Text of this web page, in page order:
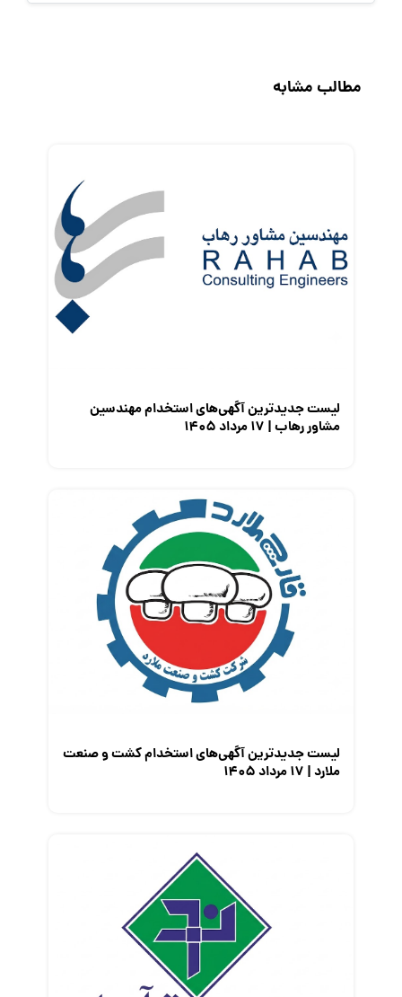
رزومه
گزارش‌های آماری
مصاحبه شغلی
معرفی شرکت ها
مطالب مشابه
لیست جدیدترین آگهی‌های استخدام مهندسین
مشاور رهاب | ۱۷ مرداد ۱۴۰۵
لیست جدیدترین آگهی‌های استخدام کشت و صنعت
ملارد | ۱۷ مرداد ۱۴۰۵